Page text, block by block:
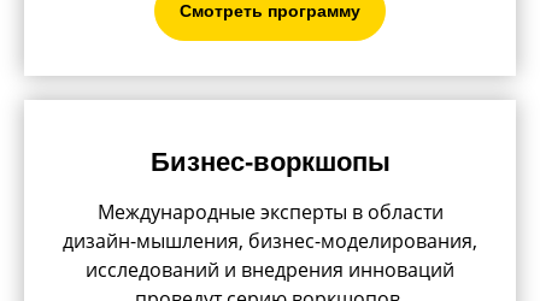
Смотреть программу
Бизнес-воркшопы
Международные эксперты в области
дизайн-мышления, бизнес-моделирования,
исследований и внедрения инноваций